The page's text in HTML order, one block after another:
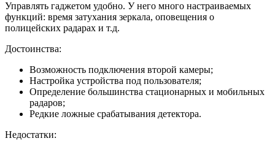
Управлять гаджетом удобно. У него много настраиваемых
функций: время затухания зеркала, оповещения о
полицейских радарах и т.д.
Достоинства:
Возможность подключения второй камеры;
Настройка устройства под пользователя;
Определение большинства стационарных и мобильных
радаров;
Редкие ложные срабатывания детектора.
Недостатки: